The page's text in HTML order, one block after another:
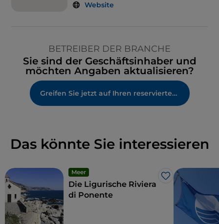
Website
BETREIBER DER BRANCHE
Sie sind der Geschäftsinhaber und
möchten Angaben aktualisieren?
Greifen Sie jetzt auf Ihren reservierten Bereich zu
Das könnte Sie interessieren
Meer
Like
Die Ligurische Riviera
di Ponente